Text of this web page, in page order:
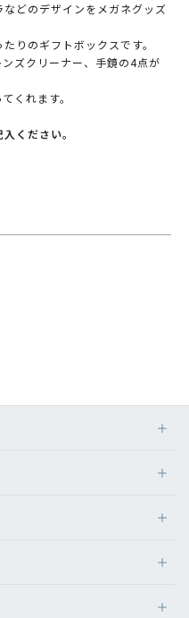
どのデザインをメガネグッズ
りのギフトボックスです。
ズクリーナー、手鏡の4点が
くれます。
ください。